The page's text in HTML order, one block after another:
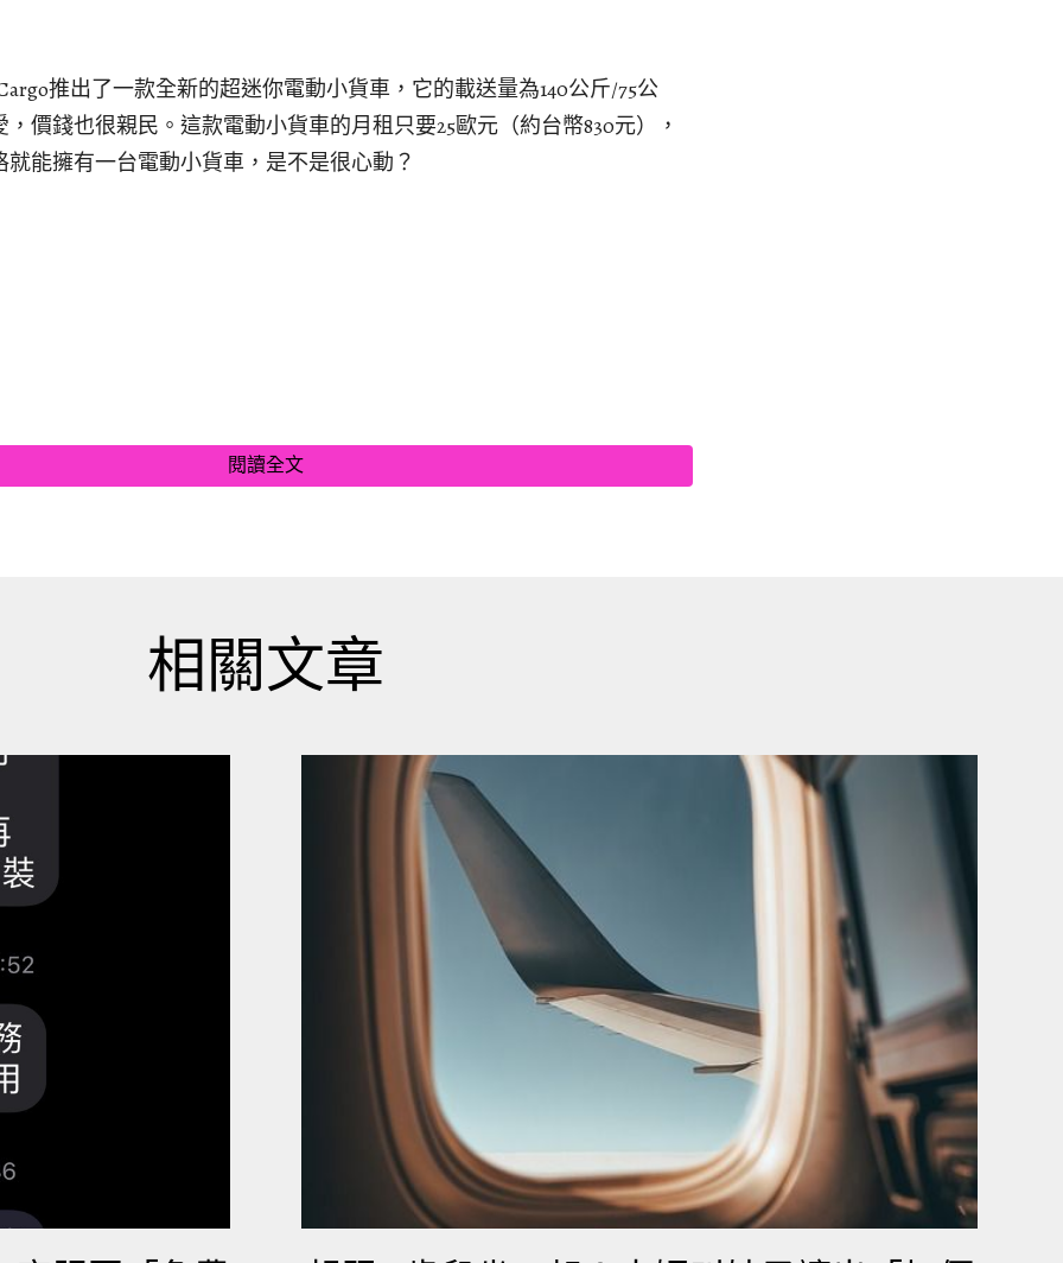
推出了一款全新的超迷你電動小貨車，它的載送量為140公斤/75公
價錢也很親民。這款電動小貨車的月租只要25歐元（約台幣830元），
能擁有一台電動小貨車，是不是很心動？
閱讀全文
相關文章